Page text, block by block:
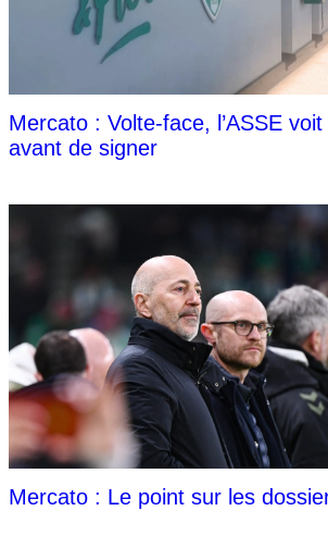
Mercato : Volte-face, l’ASSE
avant de signer
Mercato : Le point sur les